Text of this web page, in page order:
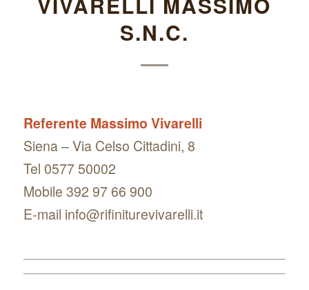
S.N.C.
Referente Massimo Vivarelli
Siena – Via Celso Cittadini, 8
Tel 0577 50002
Mobile 392 97 66 900
E-mail info@rifiniturevivarelli.it